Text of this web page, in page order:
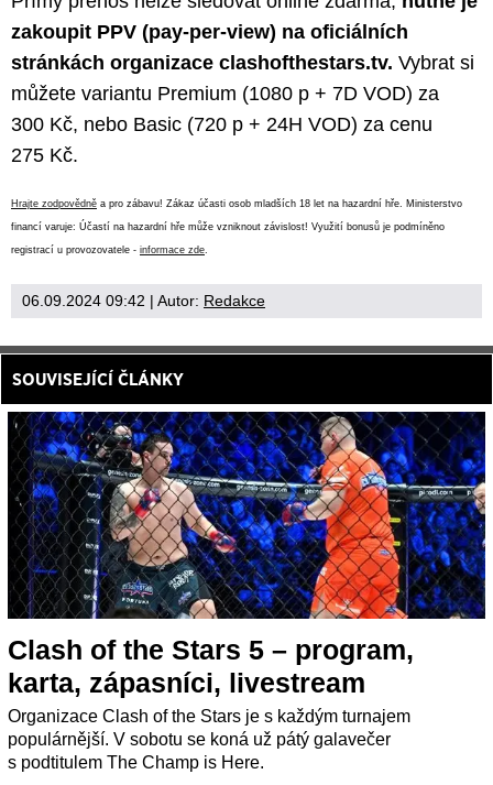
zakoupit PPV (pay-per-view) na oficiálních
stránkách organizace clashofthestars.tv. Vybrat si
můžete variantu Premium (1080 p + 7D VOD) za
300 Kč, nebo Basic (720 p + 24H VOD) za cenu
275 Kč.
Hrajte zodpovědně a pro zábavu! Zákaz účasti osob mladších 18 let na hazardní hře. Ministerstvo
financí varuje: Účastí na hazardní hře může vzniknout závislost! Využití bonusů je podmíněno
registrací u provozovatele - informace zde.
06.09.2024 09:42 | Autor: Redakce
SOUVISEJÍCÍ ČLÁNKY
Clash of the Stars 5 – program,
karta, zápasníci, livestream
Organizace Clash of the Stars je s každým turnajem
populárnější. V sobotu se koná už pátý galavečer
s podtitulem The Champ is Here.